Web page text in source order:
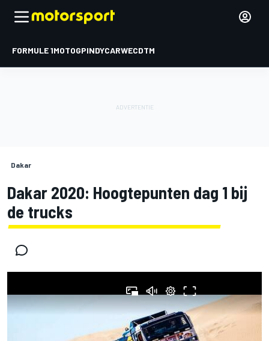
FORMULE 1MOTOGPINDYCARWECDTM
Dakar
Dakar 2020: Hoogtepunten dag 1 bij
de trucks